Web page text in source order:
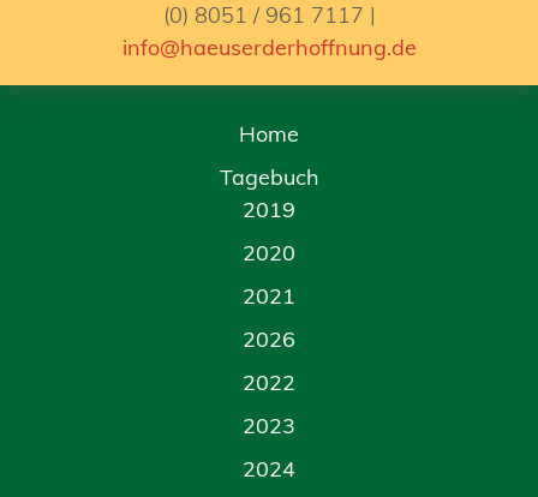
(0) 8051 / 961 7117 |
info@haeuserderhoffnung.de
Home
Tagebuch
2019
2020
2021
2026
2022
2023
2024